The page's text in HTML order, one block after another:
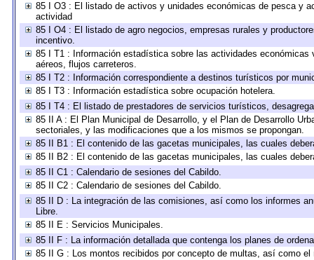
85 I O3 : El listado de activos y unidades económicas de pesca y
actividad
85 I O4 : El listado de agro negocios, empresas rurales y
incentivo.
85 I T1 : Información estadística sobre las actividades
aéreos, flujos carreteros.
85 I T2 : Información correspondiente a destinos turísticos por
85 I T3 : Información estadística sobre ocupación hotelera.
85 I T4 : El listado de prestadores de servicios turísticos,
85 II A : El Plan Municipal de Desarrollo, y el Plan de Desarrollo
sectoriales, y las modificaciones que a los mismos se propongan.
85 II B1 : El contenido de las gacetas municipales, las cuales
85 II B2 : El contenido de las gacetas municipales, las cuales
85 II C1 : Calendario de sesiones del Cabildo.
85 II C2 : Calendario de sesiones del Cabildo.
85 II D : La integración de las comisiones, así como los informes
Libre.
85 II E : Servicios Municipales.
85 II F : La información detallada que contenga los planes de
85 II G : Los montos recibidos por concepto de multas, así como